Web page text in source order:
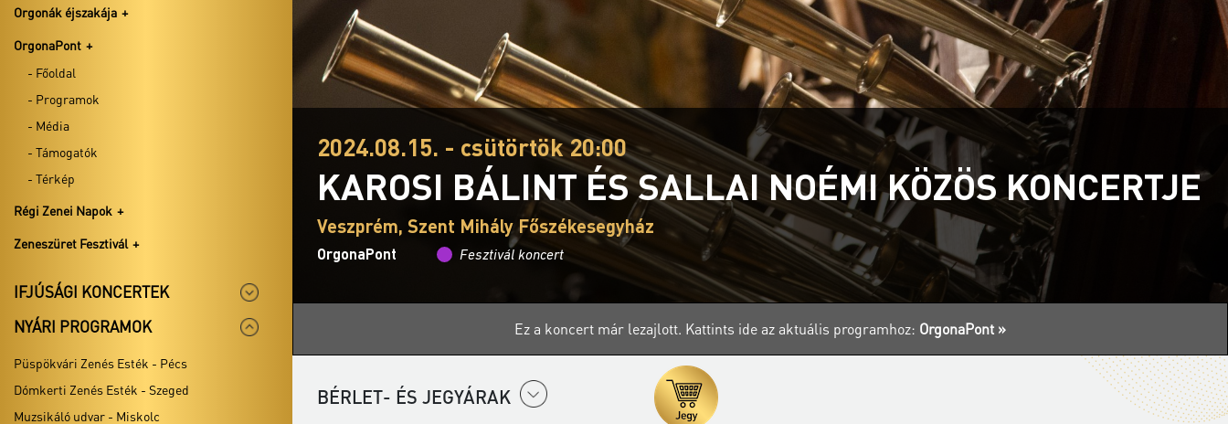
Orgonák éjszakája
OrgonaPont
- Főoldal
- Programok
- Média
- Támogatók
- Térkép
Régi Zenei Napok
Zeneszüret Fesztivál
IFJÚSÁGI KONCERTEK
NYÁRI PROGRAMOK
Püspökvári Zenés Esték - Pécs
Dómkerti Zenés Esték - Szeged
Muzsikáló udvar - Miskolc
2024.08.15. - csütörtök 20:00
KAROSI BÁLINT ÉS SALLAI NOÉMI KÖZÖS KONCERTJE
Veszprém, Szent Mihály Főszékesegyház
OrgonaPont Fesztivál koncert
Ez a koncert már lezajlott. Kattints ide az aktuális programhoz: OrgonaPont »
BÉRLET- ÉS JEGYÁRAK